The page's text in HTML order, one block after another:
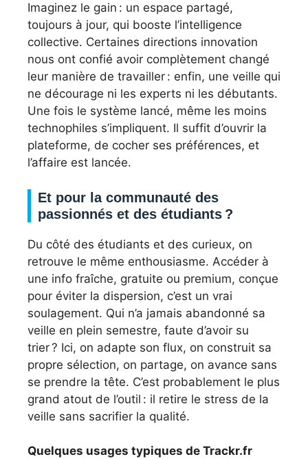
Imaginez le gain : un espace partagé,
toujours à jour, qui booste l’intelligence
collective. Certaines directions innovation
nous ont confié avoir complètement changé
leur manière de travailler : enfin, une veille qui
ne décourage ni les experts ni les débutants.
Une fois le système lancé, même les moins
technophiles s’impliquent. Il suffit d’ouvrir la
plateforme, de cocher ses préférences, et
l’affaire est lancée.
Et pour la communauté des
passionnés et des étudiants ?
Du côté des étudiants et des curieux, on
retrouve le même enthousiasme. Accéder à
une info fraîche, gratuite ou premium, conçue
pour éviter la dispersion, c’est un vrai
soulagement. Qui n’a jamais abandonné sa
veille en plein semestre, faute d’avoir su
trier ? Ici, on adapte son flux, on construit sa
propre sélection, on partage, on avance sans
se prendre la tête. C’est probablement le plus
grand atout de l’outil : il retire le stress de la
veille sans sacrifier la qualité.
Quelques usages typiques de Trackr.fr